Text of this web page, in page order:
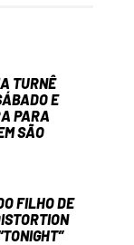
TURNÊ
E
PARA
SÃO
FILHO DE